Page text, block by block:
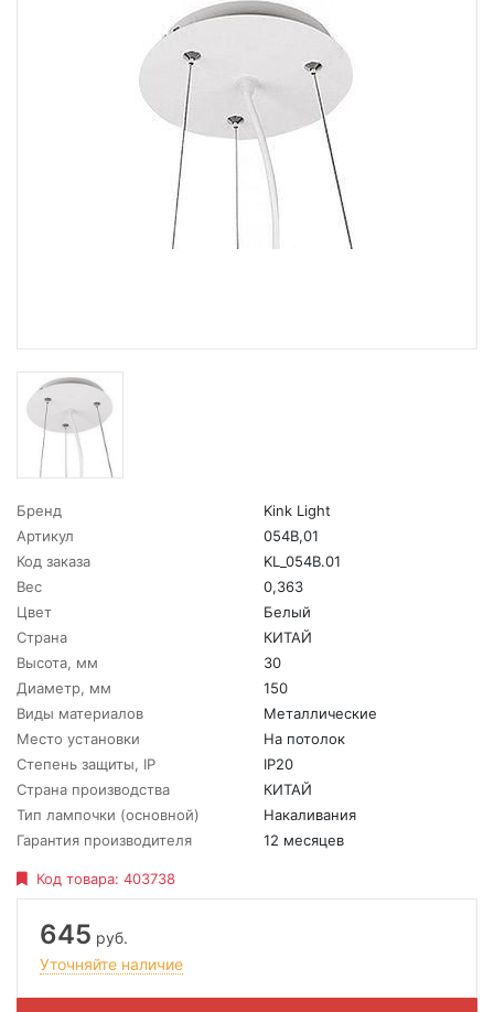
Бренд
Kink Light
Артикул
054B,01
Код заказа
KL_054B.01
Вес
0,363
Цвет
Белый
Страна
КИТАЙ
Высота, мм
30
Диаметр, мм
150
Виды материалов
Металлические
Место установки
На потолок
Степень защиты, IP
IP20
Страна производства
КИТАЙ
Тип лампочки (основной)
Накаливания
Гарантия производителя
12 месяцев
Код товара: 403738
645 руб.
Уточняйте наличие